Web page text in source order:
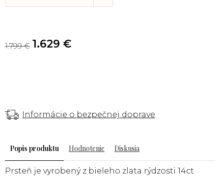
Informácie o bezpečnej doprave
1.799 € 1.629 €
Popis Hodnotenie Diskusia
Prsteň je vyrobený z bieleho zlata rýdzosti 14ct